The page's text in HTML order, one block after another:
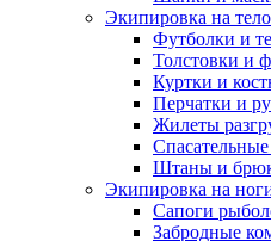
Экипировка на тело
Футболки и
Толстовки и
Куртки и
Перчатки и
Жилеты
Штаны и
Экипировка на
Сапоги
Забродные